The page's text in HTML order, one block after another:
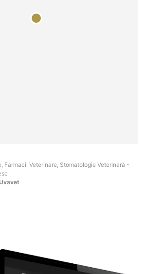
Farmacii Veterinare, Stomatologie Veterinară -